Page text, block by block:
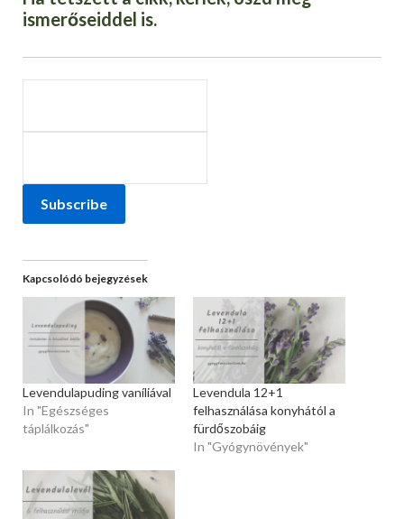
ismerőseiddel is.
Subscribe
Kapcsolódó bejegyzések
Levendulapuding vaníliával
In "Egészséges
táplálkozás"
Levendula 12+1
felhasználása konyhától a
fürdőszobáig
In "Gyógynövények"